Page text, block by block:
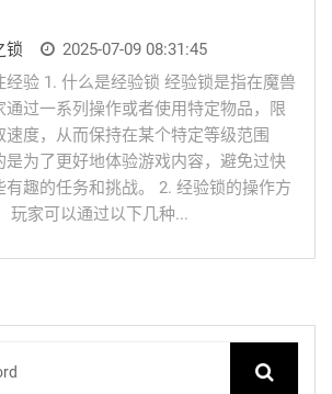
锁
2025-07-09 08:31:45
经验 1. 什么是经验锁 经验锁是指在魔兽
通过一系列操作或者使用特定物品，限
度，从而保持在某个特定等级范围
是为了更好地体验游戏内容，避免过快
趣的任务和挑战。 2. 经验锁的操作方
玩家可以通过以下几种...